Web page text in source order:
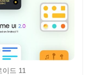
드 11